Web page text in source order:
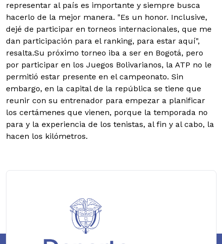
representar al país es importante y siempre busca
hacerlo de la mejor manera. "Es un honor. Inclusive,
dejé de participar en torneos internacionales, que me
dan participación para el ranking, para estar aquí",
resalta.Su próximo torneo iba a ser en Bogotá, pero
por participar en los Juegos Bolivarianos, la ATP no le
permitió estar presente en el campeonato. Sin
embargo, en la capital de la república se tiene que
reunir con su entrenador para empezar a planificar
los certámenes que vienen, porque la temporada no
para y la experiencia de los tenistas, al fin y al cabo, la
hacen los kilómetros.